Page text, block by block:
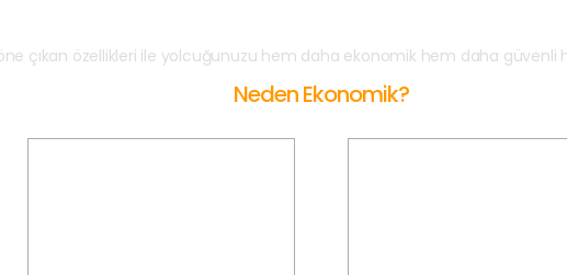
öne çıkan özellikleri ile yolcuğunuzu hem daha ekonomik hem daha güvenli
Neden Ekonomik?